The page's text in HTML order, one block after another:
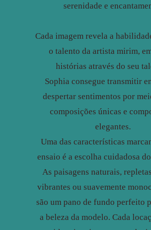
serenidade e
Cada imagem revela a
o talento da artista mirim,
histórias através do seu
Sophia consegue transmitir
despertar sentimentos por
composições únicas e
elegantes.
Uma das características
ensaio é a escolha cuidadosa
As paisagens naturais,
vibrantes ou suavemente
são um pano de fundo perfeito
a beleza da modelo. Cada